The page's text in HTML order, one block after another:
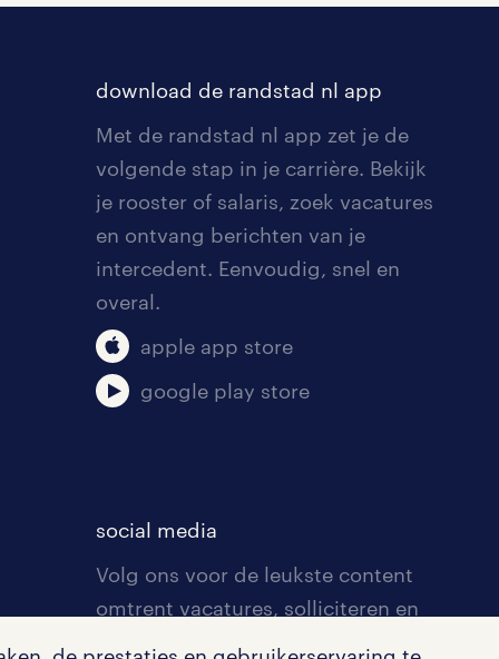
download de randstad nl app
Met de randstad nl app zet je de
volgende stap in je carrière. Bekijk
je rooster of salaris, zoek vacatures
en ontvang berichten van je
intercedent. Eenvoudig, snel en
overal.
apple app store
google play store
social media
Volg ons voor de leukste content
omtrent vacatures, solliciteren en